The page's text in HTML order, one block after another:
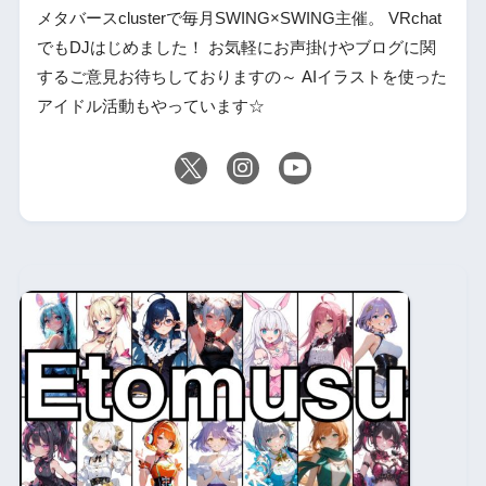
メタバースclusterで毎月SWING×SWING主催。 VRchat
でもDJはじめました！ お気軽にお声掛けやブログに関
するご意見お待ちしておりますの～ AIイラストを使った
アイドル活動もやっています☆